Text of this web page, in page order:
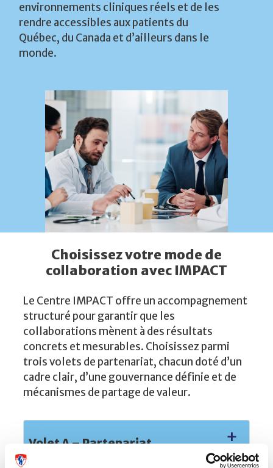
environnements cliniques réels et de les
rendre accessibles aux patients du
Québec, du Canada et d’ailleurs dans le
monde.
Choisissez votre mode de
collaboration avec IMPACT
Le Centre IMPACT offre un accompagnement
structuré pour garantir que les
collaborations mènent à des résultats
concrets et mesurables. Choisissez parmi
trois volets de partenariat, chacun doté d’un
cadre clair, d’une gouvernance définie et de
mécanismes de partage de valeur.
+
Volet A – Partenariat